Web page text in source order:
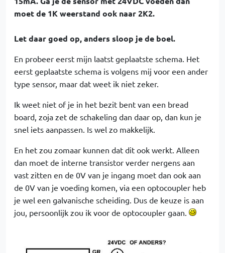
moet de 1K weerstand ook naar 2K2.
Let daar goed op, anders sloop je de boel.
En probeer eerst mijn laatst geplaatste schema. Het
eerst geplaatste schema is volgens mij voor een ander
type sensor, maar dat weet ik niet zeker.
Ik weet niet of je in het bezit bent van een bread
board, zoja zet de schakeling dan daar op, dan kun je
snel iets aanpassen. Is wel zo makkelijk.
En het zou zomaar kunnen dat dit ook werkt. Alleen
dan moet de interne transistor verder nergens aan
vast zitten en de 0V van je ingang moet dan ook aan
de 0V van je voeding komen, via een optocoupler heb
je wel een galvanische scheiding. Dus de keuze is aan
jou, persoonlijk zou ik voor de optocoupler gaan.